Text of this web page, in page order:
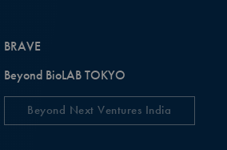
BRAVE
Beyond BioLAB TOKYO
Beyond Next Ventures India